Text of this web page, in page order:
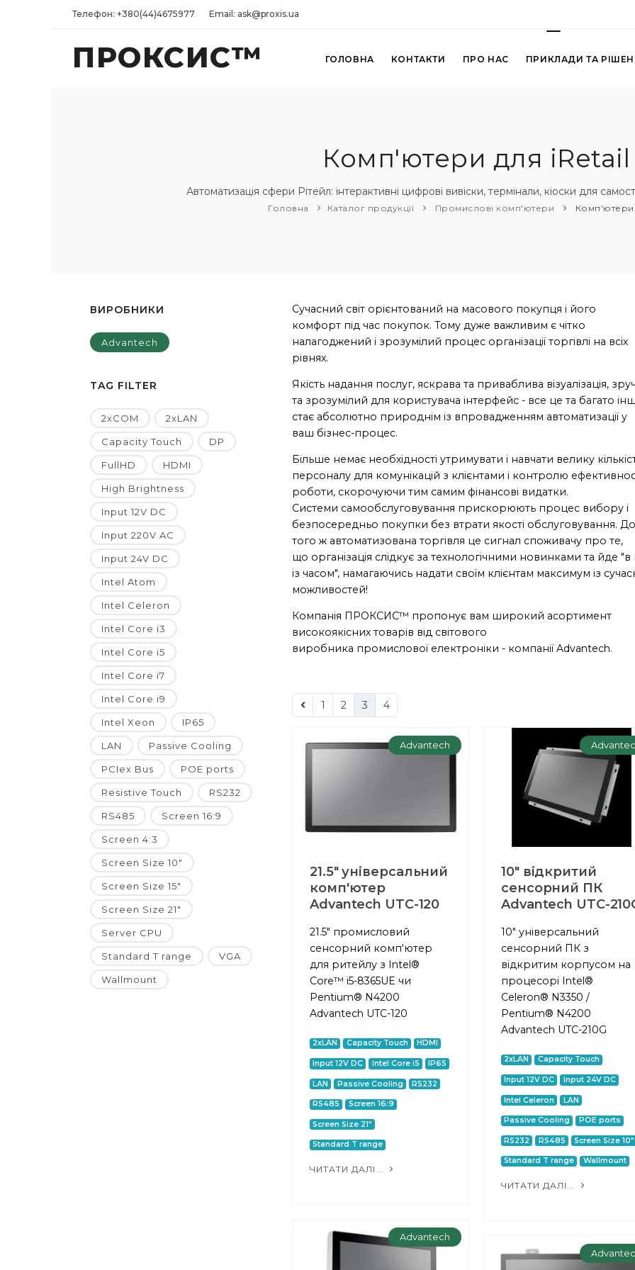
Телефон: +380(44)4675977 Email: ask@proxis.ua
ПРОКСИС™ ГОЛОВНА КОНТАКТИ ПРО НАС ПРИКЛАДИ ТА
Комп'ютери для iRetail
Автоматизація сфери Рітейл: інтерактивні цифрові вивіски, термінали, кіоски для
Головна Каталог продукції Промислові комп'ютери Комп'ютери
ВИРОБНИКИ
Advantech
TAG FILTER
2xCOM 2xLAN
Capacity Touch DP
FullHD HDMI
High Brightness
Input 12V DC
Input 220V AC
Input 24V DC
Intel Atom
Intel Celeron
Intel Core i3
Intel Core i5
Intel Core i7
Intel Core i9
Intel Xeon IP65
LAN Passive Cooling
PCIex Bus POE ports
Resistive Touch RS232
RS485 Screen 16:9
Screen 4:3
Screen Size 10"
Screen Size 15"
Screen Size 21"
Server CPU
Standard T range VGA
Wallmount
Сучасний світ орієнтований на масового покупця і його
комфорт під час покупок. Тому дуже важливим є чітко
налагоджений і зрозумілий процес організації торгівлі на всіх
рівнях.
Якість надання послуг, яскрава та приваблива візуалізація,
та зрозумілий для користувача інтерфейс - все це та багато
стає абсолютно природнім із впровадженням автоматизації у
ваш бізнес-процес.
Більше немає необхідності утримувати і навчати велику
персоналу для комунікацій з клієнтами і контролю
роботи, скорочуючи тим самим фінансові видатки.
Системи самообслуговування прискорюють процес вибору і
безпосередньо покупки без втрати якості обслуговування. До
того ж автоматизована торгівля це сигнал споживачу про те,
що організація слідкує за технологічними новинками та йде "в
із часом", намагаючись надати своїм клієнтам максимум із
можливостей!
Компанія ПРОКСИС™ пропонує вам широкий асортимент
високоякісних товарів від світового
виробника промислової електроніки - компанії Advantech.
1 2 3 4
Advantech
21.5" універсальний
комп'ютер
Advantech UTC-120
21.5" промисловий
сенсорний комп'ютер
для ритейлу з Intel®
Core™ i5-8365UE чи
Pentium® N4200
Advantech UTC-120
2xLAN Capacity Touch HDMI
Input 12V DC Intel Core i5 IP65
LAN Passive Cooling RS232
RS485 Screen 16:9
Screen Size 21"
Standard T range
ЧИТАТИ ДАЛІ...
10" відкритий
сенсорний ПК
Advantech UTC-
10" універсальний
сенсорний ПК з
відкритим корпусом на
процесорі Intel®
Celeron® N3350 /
Pentium® N4200
Advantech UTC-210G
2xLAN Capacity Touch
Input 12V DC Input 24V DC
Intel Celeron LAN
Passive Cooling POE ports
RS232 RS485 Screen Size 10"
Standard T range Wallmount
ЧИТАТИ ДАЛІ...
Advantech